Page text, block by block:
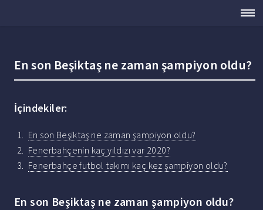
En son Beşiktaş ne zaman şampiyon oldu?
İçindekiler:
En son Beşiktaş ne zaman şampiyon oldu?
Fenerbahçenin kaç yıldızı var 2020?
Fenerbahçe futbol takımı kaç kez şampiyon oldu?
En son Beşiktaş ne zaman şampiyon oldu?